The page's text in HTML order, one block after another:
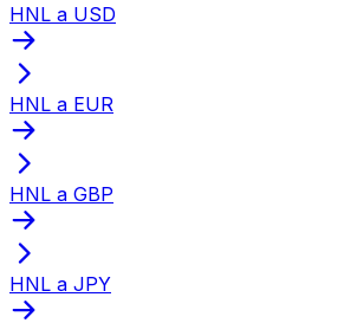
HNL a USD
HNL a EUR
HNL a GBP
HNL a JPY